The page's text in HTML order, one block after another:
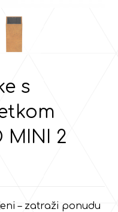
s
MINI 2
– zatraži ponudu